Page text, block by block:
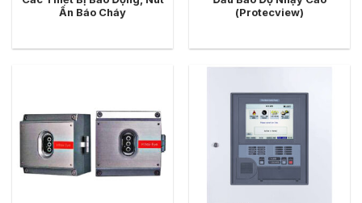
Ấn Báo Cháy
(Protecview)